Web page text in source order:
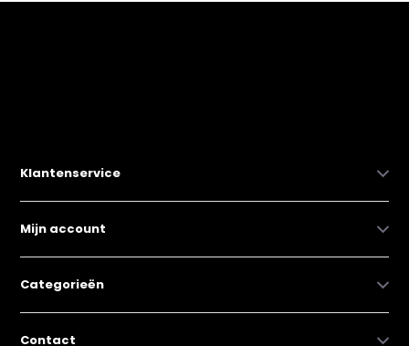
Klantenservice
Mijn account
Categorieën
Contact